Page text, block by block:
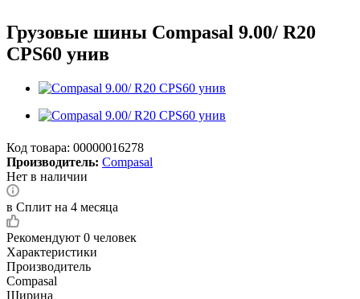
Грузовые шины Compasal 9.00/ R20
CPS60 унив
Код товара: 00000016278
Производитель: Compasal
Нет в наличии
в Сплит на 4 месяца
Рекомендуют 0 человек
Характеристики
Производитель
Compasal
Ширина